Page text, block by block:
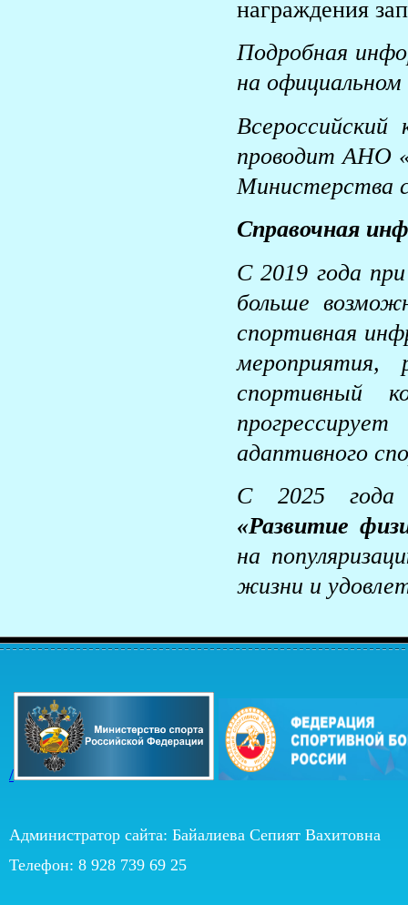
награждения
Подробная
на
проводит АНО
Министерства
Справочная
С 2019 года
больше
спортивная
мероприятия,
спортивный
адаптивного
С 2025
«Развитие
на
жизни и
/
Администратор сайта: Байалиева Сепият Вахитовна
Телефон: 8 928 739 69 25